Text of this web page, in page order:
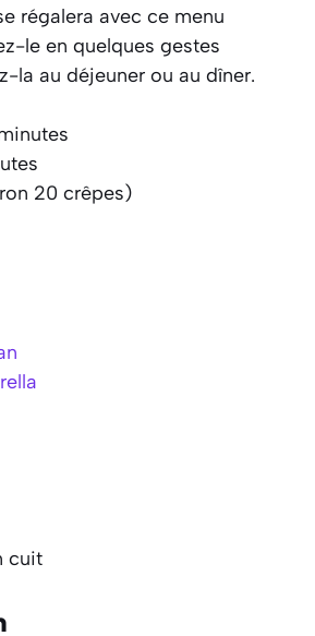
régalera avec ce menu
le en quelques gestes
la au déjeuner ou au dîner.
20 crêpes)
cuit